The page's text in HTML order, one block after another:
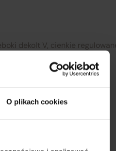
O plikach cookies
dekolt V, cienkie
na prezent
Długość Waga